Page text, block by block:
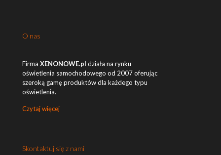
O nas
Firma XENONOWE.pl działa na rynku
oświetlenia samochodowego od 2007 oferując
szeroką gamę produktów dla każdego typu
oświetlenia.
Czytaj więcej
Skontaktuj się z nami